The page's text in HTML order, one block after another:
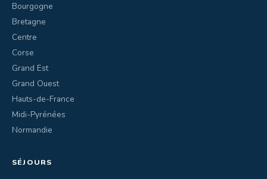
Bourgogne
Bretagne
Centre
Corse
Grand Est
Grand Ouest
Hauts-de-France
Midi-Pyrénées
Normandie
SÉJOURS